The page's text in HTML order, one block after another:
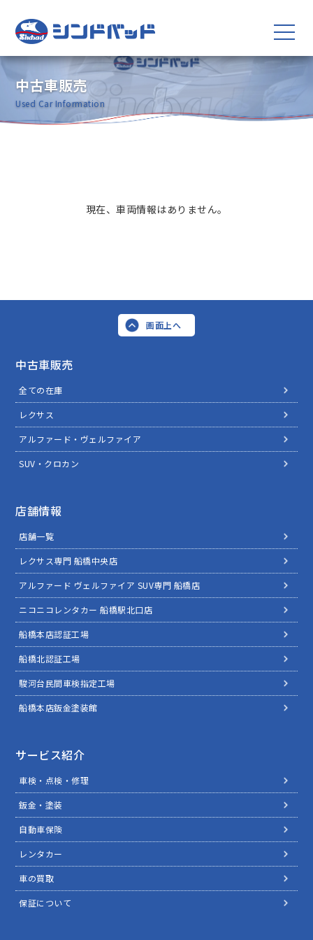
中古車販売
Used Car Information
現在、車両情報はありません。
画面上へ
中古車販売
全ての在庫
レクサス
アルファード・ヴェルファイア
SUV・クロカン
店舗情報
店舗一覧
レクサス専門 船橋中央店
アルファード ヴェルファイア SUV専門 船橋店
ニコニコレンタカー 船橋駅北口店
船橋本店認証工場
船橋北認証工場
駿河台民間車検指定工場
船橋本店鈑金塗装館
サービス紹介
車検・点検・修理
鈑金・塗装
自動車保険
レンタカー
車の買取
保証について